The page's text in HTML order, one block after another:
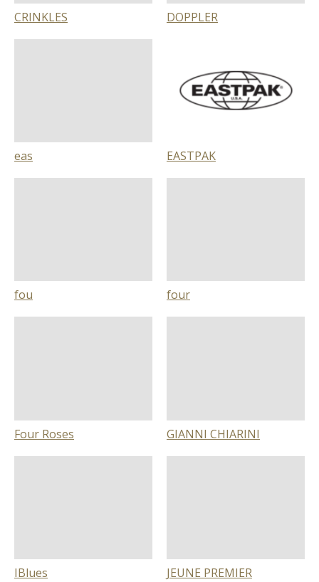
CRINKLES DOPPLER
eas EASTPAK
fou four
Four Roses GIANNI CHIARINI
IBlues JEUNE PREMIER